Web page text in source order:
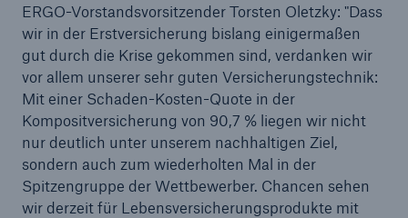
ERGO-Vorstandsvorsitzender Torsten Oletzky: "Dass
wir in der Erstversicherung bislang einigermaßen
gut durch die Krise gekommen sind, verdanken wir
vor allem unserer sehr guten Versicherungstechnik:
Mit einer Schaden-Kosten-Quote in der
Kompositversicherung von 90,7 % liegen wir nicht
nur deutlich unter unserem nachhaltigen Ziel,
sondern auch zum wiederholten Mal in der
Spitzengruppe der Wettbewerber. Chancen sehen
wir derzeit für Lebensversicherungsprodukte mit
Geschätzte globale wirtschaftliche Kosten der
Internetkriminalität
600 bn
US Dollar im Jahr 2018